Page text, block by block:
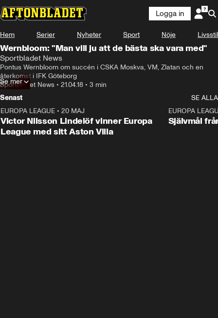
Logga in
Hem Serier Nyheter Sport Nöje Livsstil
Wernbloom: "Man vill ju att de bästa ska vara med"
Sportbladet News
Pontus Wernbloom om succén i CSKA Moskva, VM, Zlatan och en
återkomst i IFK Göteborg
Sportbladet News • 21.04.18 • 3 min
Se mer
Senast
SE ALLA
EUROPA LEAGUE • 20 MAJ
Victor Nilsson Lindelöf vinner Europa
League med sitt Aston Villa
EUROPA
Självmål